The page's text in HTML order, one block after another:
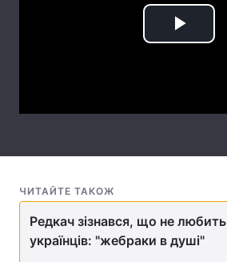
Play
ЧИТАЙТЕ ТАКОЖ
Редкач зізнався, що не любить
українців: "жебраки в душі"